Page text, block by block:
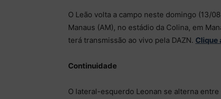
O Leão volta a campo neste domingo (13/
Manaus (AM), no estádio da Colina, em
terá transmissão ao vivo pela DAZN. Clique
Continuidade
O lateral-esquerdo Leonan se alterna